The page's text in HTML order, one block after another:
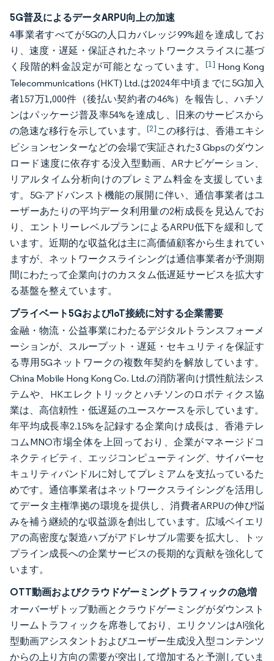
5G普及によるデータARPU向上の加速
4事業者すべてが5Gの人口カバレッジ99%超を達成してお
り、速度・遅延・保証されたネットワークスライスに基づ
く段階的料金設定が可能となっています。[1] Hong Kong
Telecommunications (HKT) Ltd.は2024年中頃までに5G加入
者157万1,000件（後払い契約者の46%）を報告し、ハチソ
ンはパッケージ普及率54%を達成し、旧来のサービスから
の急速な移行を示しています。 [2]この移行は、香港エキシ
ビションセンターなどの会場で実証された3 Gbpsのダウン
ロード速度に依存する没入型動画、ARナビゲーション、
リアルタイム分析向けのプレミアム料金を支援していま
す。5G-アドバンスト機能の展開に伴い、通信事業者はユ
ーザーあたりの平均データ利用量の2桁成長を見込んでお
り、エントリーレベルプランによるARPU低下を緩和して
います。近期的な収益化は主に高価値顧客から生まれてい
ますが、ネットワークスライシングは通信事業者が予測期
間にわたって企業向けのカスタム低遅延サービスを拡大す
る基盤を整えています。
プライベート5GおよびIoT接続に対する企業需要
金融・物流・公益事業にわたるデジタルトランスフォーメ
ーションが、スループット・遅延・セキュリティを保証す
る専用5Gネットワークの複数年契約を解放しています。
China Mobile Hong Kong Co. Ltd.の消防署向け慣性航法シス
テムや、HKエレクトリックとハチソンのロボティクス協
業は、高信頼性・低遅延のユースケースを示しています。
年平均成長率2.15%を記録する企業向け成長は、香港テレ
コムMNO市場全体を上回っており、企業がマネージドコ
ネクティビティ、エッジコンピューティング、サイバーセ
キュリティバンドルに対してプレミアムを支払っているた
めです。通信事業者はネットワークスライシングを活用し
てデータ主権準拠の環境を提供し、消費者ARPUの伸び悩
みを補う継続的な収益源を創出しています。広域ベイエリ
アの高密度な製造ハブがアドレサブル需要を拡大し、トッ
プライン成長への企業サービスの長期的な貢献を強化して
います。
OTT動画およびクラウドゲーミングトラフィックの急増
オーバーザトップ動画とクラウドゲーミングがダウンスト
リームトラフィックを席巻しており、エリクソンはAI強化
型動画アシスタントおよびユーザー生成没入型コンテンツ
からの上り方向の需要が突出して増加すると予測していま